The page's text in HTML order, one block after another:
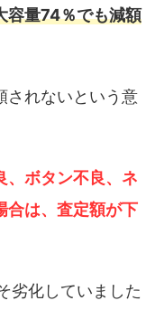
容量74％でも減額
されないという意
、ボタン不良、ネ
合は、査定額が下
劣化していました